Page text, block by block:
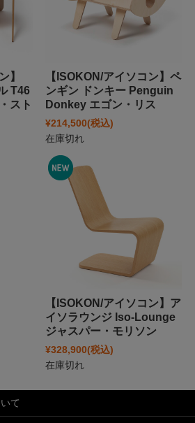
】
T46
スト
【ISOKON/アイソコン】ペ
ンギン ドンキー Penguin
Donkey エゴン・リス
¥214,500(税込)
在庫切れ
【ISOKON/アイソコン】ア
イソラウンジ Iso-Lounge
ジャスパー・モリソン
¥328,900(税込)
在庫切れ
て